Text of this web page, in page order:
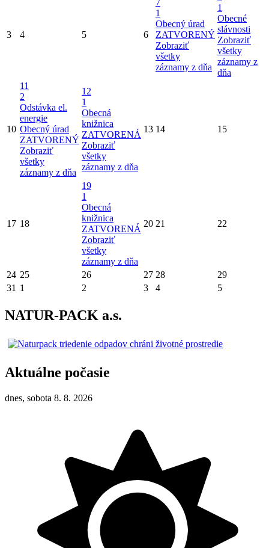
3 4 5 6
7
1
Obecný úrad
ZATVORENÝ
Zobraziť
všetky
záznamy z dňa
1
Obecné
slávnosti
Zobraziť
všetky
záznamy z
dňa
10
11
2
Odstávka el.
energie
Obecný úrad
ZATVORENÝ
Zobraziť
všetky
záznamy z dňa
12
1
Obecná
knižnica
ZATVORENÁ
Zobraziť
všetky
záznamy z dňa
13 14 15
17 18
19
1
Obecná
knižnica
ZATVORENÁ
Zobraziť
všetky
záznamy z dňa
20 21 22
24 25 26 27 28
29
31 1 2 3 4 5
NATUR-PACK a.s.
Aktuálne počasie
dnes, sobota 8. 8. 2026